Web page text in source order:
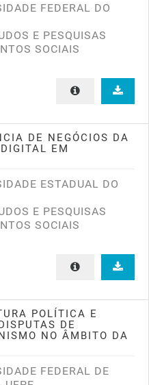
FEDERAL DO
E PESQUISAS
SOCIAIS
DE NEGÓCIOS DA
EM
ESTADUAL DO
E PESQUISAS
SOCIAIS
POLÍTICA E
DE
NO ÂMBITO DA
FEDERAL DE